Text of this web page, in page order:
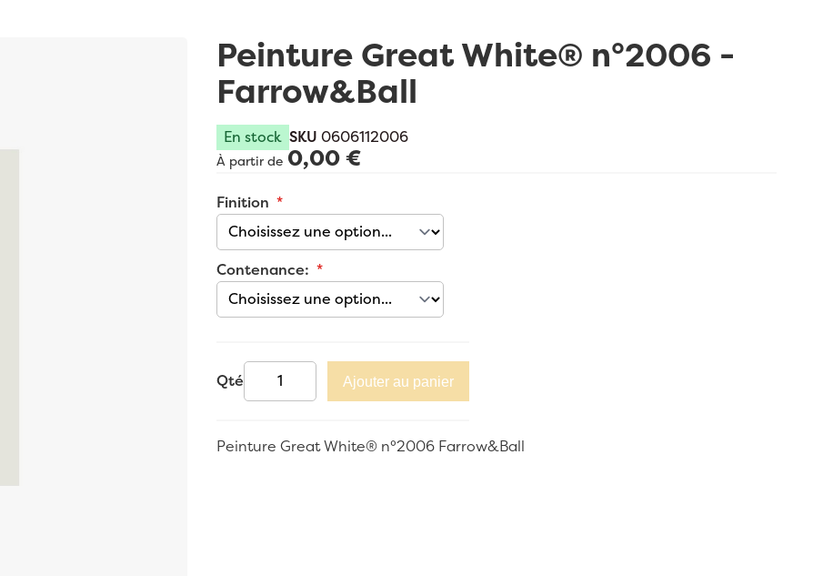
Peinture Great White® n°2006 -
Farrow&Ball
En stock SKU 0606112006
À partir de 0,00 €
Finition
Contenance:
Qté Ajouter au panier
Peinture Great White® n°2006 Farrow&Ball